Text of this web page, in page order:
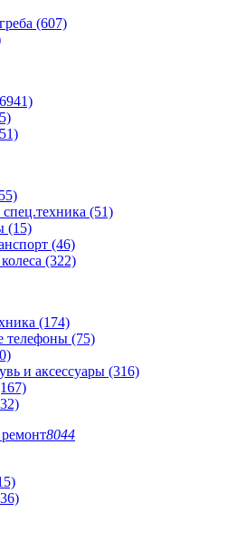
(607)
(51)
(15)
(46)
(322)
(174)
телефоны (75)
и аксессуары (316)
8044